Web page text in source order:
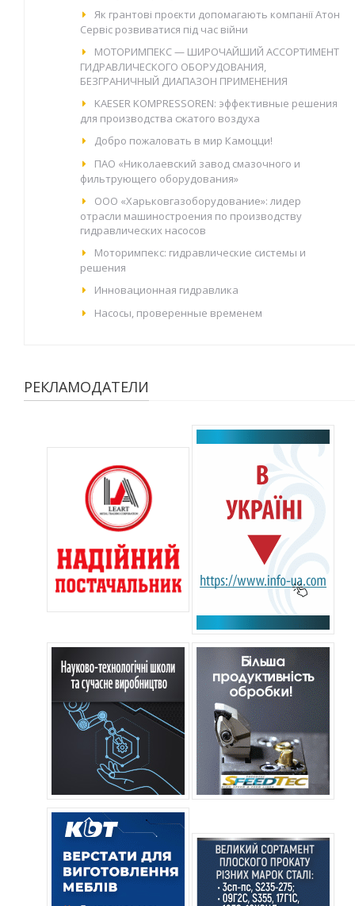
Як грантові проєкти допомагають компанії Атон
Сервіс розвиватися під час війни
МОТОРИМПЕКС — ШИРОЧАЙШИЙ АССОРТИМЕНТ
ГИДРАВЛИЧЕСКОГО ОБОРУДОВАНИЯ,
БЕЗГРАНИЧНЫЙ ДИАПАЗОН ПРИМЕНЕНИЯ
KAESER KOMPRESSOREN: эффективные решения
для производства сжатого воздуха
Добро пожаловать в мир Камоцци!
ПАО «Николаевский завод смазочного и
фильтрующего оборудования»
ООО «Харьковгазоборудование»: лидер
отрасли машиностроения по производству
гидравлических насосов
Моторимпекс: гидравлические системы и
решения
Инновационная гидравлика
Насосы, проверенные временем
РЕКЛАМОДАТЕЛИ